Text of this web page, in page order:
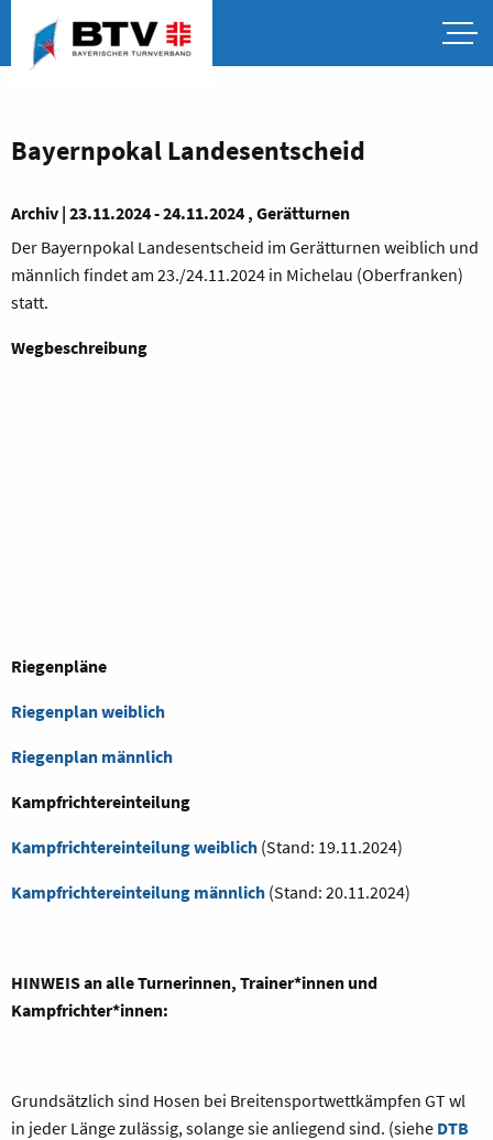
Bayernpokal Landesentscheid
Archiv | 23.11.2024 - 24.11.2024 , Gerätturnen
Der Bayernpokal Landesentscheid im Gerätturnen weiblich und
männlich findet am 23./24.11.2024 in Michelau (Oberfranken)
statt.
Wegbeschreibung
Riegenpläne
Riegenplan weiblich
Riegenplan männlich
Kampfrichtereinteilung
Kampfrichtereinteilung weiblich (Stand: 19.11.2024)
Kampfrichtereinteilung männlich (Stand: 20.11.2024)
HINWEIS an alle Turnerinnen, Trainer*innen und
Kampfrichter*innen:
Grundsätzlich sind Hosen bei Breitensportwettkämpfen GT wl
in jeder Länge zulässig, solange sie anliegend sind. (siehe DTB